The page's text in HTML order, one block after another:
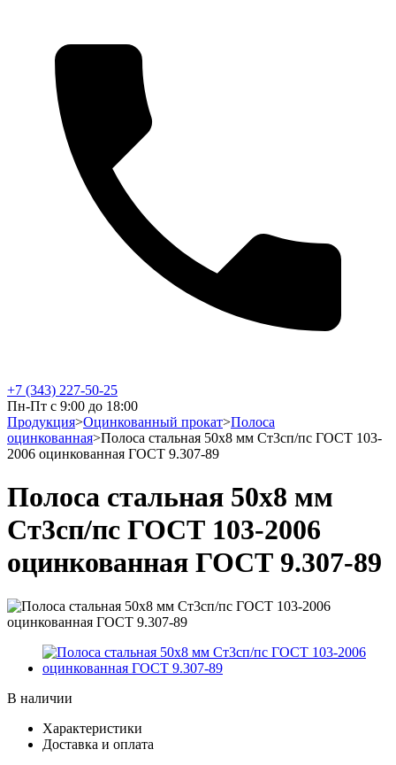
+7 (343) 227-50-25
Пн-Пт с 9:00 до 18:00
Продукция>Оцинкованный прокат>Полоса
оцинкованная>Полоса стальная 50х8 мм Ст3сп/пс ГОСТ 103-
2006 оцинкованная ГОСТ 9.307-89
Полоса стальная 50х8 мм
Ст3сп/пс ГОСТ 103-2006
оцинкованная ГОСТ 9.307-89
В наличии
Характеристики
Доставка и оплата